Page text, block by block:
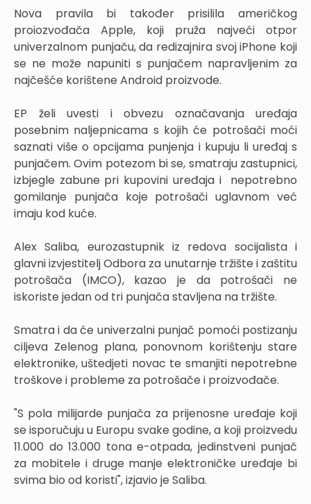
Nova pravila bi također prisilila američkog
proiozvođača Apple, koji pruža najveći otpor
univerzalnom punjaču, da redizajnira svoj iPhone koji
se ne može napuniti s punjačem napravljenim za
najčešće korištene Android proizvode.
EP želi uvesti i obvezu označavanja uređaja
posebnim naljepnicama s kojih će potrošači moći
saznati više o opcijama punjenja i kupuju li uređaj s
punjačem. Ovim potezom bi se, smatraju zastupnici,
izbjegle zabune pri kupovini uređaja i nepotrebno
gomilanje punjača koje potrošači uglavnom već
imaju kod kuće.
Alex Saliba, eurozastupnik iz redova socijalista i
glavni izvjestitelj Odbora za unutarnje tržište i zaštitu
potrošača (IMCO), kazao je da potrošači ne
iskoriste jedan od tri punjača stavljena na tržište.
Smatra i da će univerzalni punjač pomoći postizanju
ciljeva Zelenog plana, ponovnom korištenju stare
elektronike, uštedjeti novac te smanjiti nepotrebne
troškove i probleme za potrošače i proizvođače.
"S pola milijarde punjača za prijenosne uređaje koji
se isporučuju u Europu svake godine, a koji proizvedu
11.000 do 13.000 tona e-otpada, jedinstveni punjač
za mobitele i druge manje elektroničke uređaje bi
svima bio od koristi", izjavio je Saliba.